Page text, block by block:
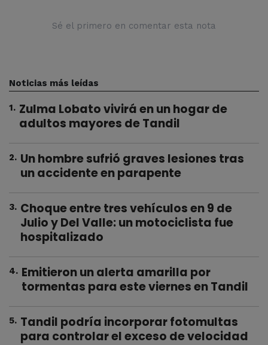
Sé el primero en comentar esta nota
Noticias más leídas
1. Zulma Lobato vivirá en un hogar de
adultos mayores de Tandil
2. Un hombre sufrió graves lesiones tras
un accidente en parapente
3. Choque entre tres vehículos en 9 de
Julio y Del Valle: un motociclista fue
hospitalizado
4. Emitieron un alerta amarilla por
tormentas para este viernes en Tandil
5. Tandil podría incorporar fotomultas
para controlar el exceso de velocidad